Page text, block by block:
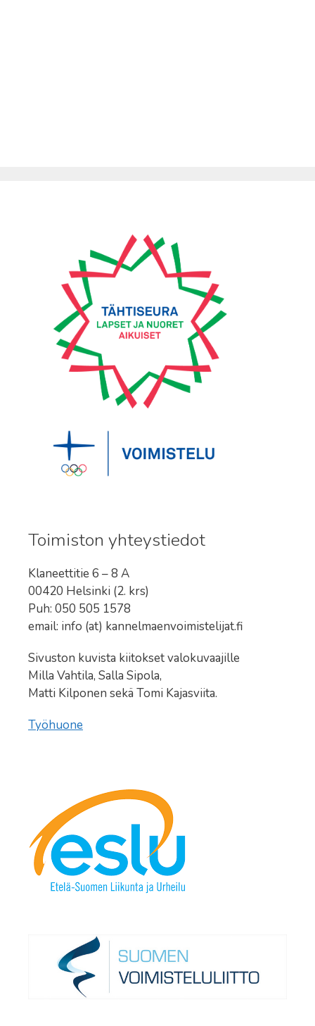
Toimiston yhteystiedot
Klaneettitie 6 – 8 A
00420 Helsinki (2. krs)
Puh: 050 505 1578
email: info (at) kannelmaenvoimistelijat.fi
Sivuston kuvista kiitokset valokuvaajille
Milla Vahtila, Salla Sipola,
Matti Kilponen sekä Tomi Kajasviita.
Työhuone